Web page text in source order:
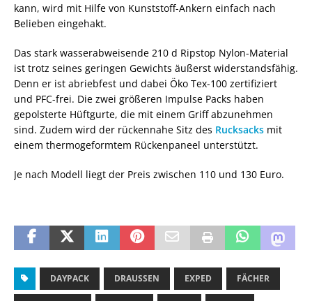
kann, wird mit Hilfe von Kunststoff-Ankern einfach nach
Belieben eingehakt.
Das stark wasserabweisende 210 d Ripstop Nylon-Material
ist trotz seines geringen Gewichts äußerst widerstandsfähig.
Denn er ist abriebfest und dabei Öko Tex-100 zertifiziert
und PFC-frei. Die zwei größeren Impulse Packs haben
gepolsterte Hüftgurte, die mit einem Griff abzunehmen
sind. Zudem wird der rückennahe Sitz des Rucksacks mit
einem thermogeformtem Rückenpaneel unterstützt.
Je nach Modell liegt der Preis zwischen 110 und 130 Euro.
DAYPACK DRAUSSEN EXPED FÄCHER